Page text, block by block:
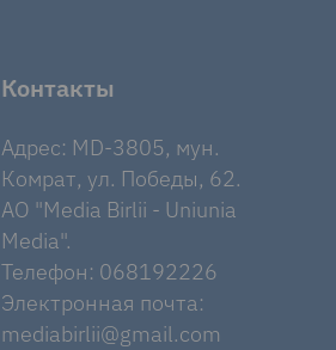
Контакты
Адрес: MD-3805, мун.
Комрат, ул. Победы, 62.
AO "Media Birlii - Uniunia
Media".
Телефон: 068192226
Электронная почта:
mediabirlii@gmail.com